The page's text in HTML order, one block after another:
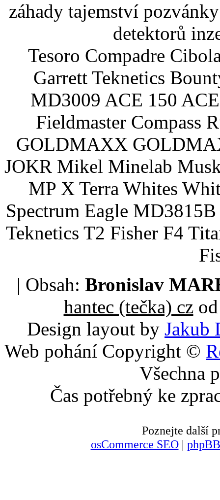
záhady tajemství
detektorů
Tesoro Compadre
Garrett Teknetics
MD3009 ACE 150
Fieldmaster Compass
GOLDMAXX
JOKR Mikel Minelab
MP X Terra Whites
Spectrum Eagle
Teknetics T2 Fisher F4
| Obsah: Bronislav
hantec (tečka) czod
Design layout by Jakub
Web pohání Copyright ©
Všechna
Čas potřebný ke
Poznejte další
osCommerce SEO|